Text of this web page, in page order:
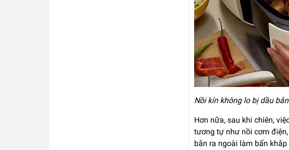
Nồi kín không lo bị dầu
Hơn nữa, sau khi chiên,
tương tự như nồi cơm
bắn ra ngoài làm bẩn